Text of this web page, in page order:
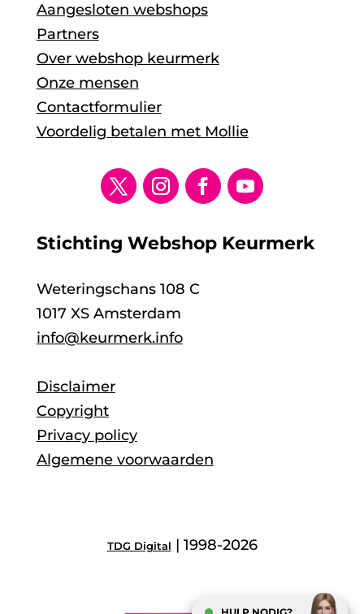
Aangesloten webshops
Partners
Over webshop keurmerk
Onze mensen
Contactformulier
Voordelig betalen met Mollie
Stichting Webshop Keurmerk
Weteringschans 108 C
1017 XS Amsterdam
info@keurmerk.info
Disclaimer
Copyright
Privacy policy
Algemene voorwaarden
TDG Digital | 1998-2026